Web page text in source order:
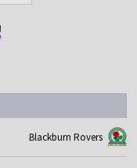
Blackburn Rovers